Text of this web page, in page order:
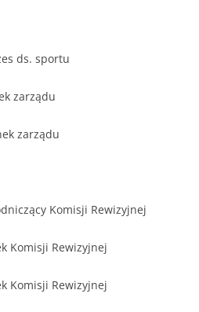
sportu
Komisji Rewizyjnej
Rewizyjnej
Komisji Rewizyjnej